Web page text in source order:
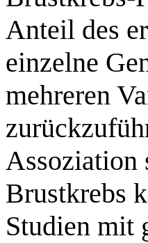
Anteil des
einzelne
mehreren
Assoziation
Brustkrebs
Studien mit